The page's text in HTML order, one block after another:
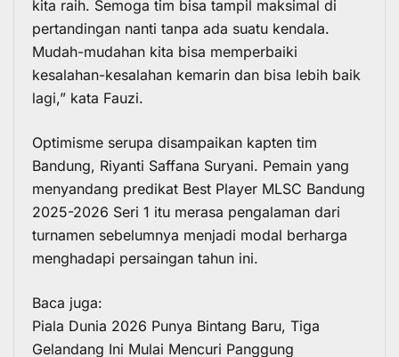
kita raih. Semoga tim bisa tampil maksimal di
pertandingan nanti tanpa ada suatu kendala.
Mudah-mudahan kita bisa memperbaiki
kesalahan-kesalahan kemarin dan bisa lebih baik
lagi,” kata Fauzi.
Optimisme serupa disampaikan kapten tim
Bandung, Riyanti Saffana Suryani. Pemain yang
menyandang predikat Best Player MLSC Bandung
2025-2026 Seri 1 itu merasa pengalaman dari
turnamen sebelumnya menjadi modal berharga
menghadapi persaingan tahun ini.
Baca juga:
Piala Dunia 2026 Punya Bintang Baru, Tiga
Gelandang Ini Mulai Mencuri Panggung